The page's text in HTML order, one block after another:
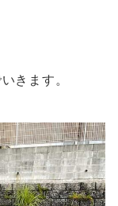
きます。